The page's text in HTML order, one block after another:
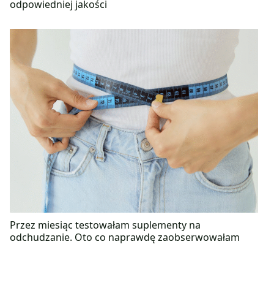
odpowiedniej jakości
Przez miesiąc testowałam suplementy na
odchudzanie. Oto co naprawdę zaobserwowałam